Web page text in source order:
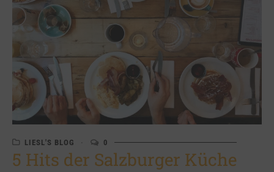
LIESL'S BLOG 0
5 Hits der Salzburger Küche